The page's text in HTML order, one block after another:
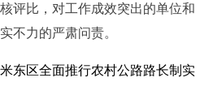
评比，对工作成效突出的单位和
不力的严肃问责。
东区全面推行农村公路路长制实